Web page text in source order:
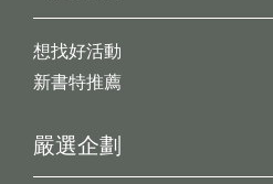
想找好活動
新書特推薦
嚴選企劃